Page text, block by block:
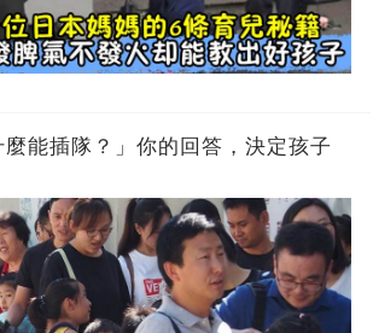
麼能插隊？」你的回答，決定孩子